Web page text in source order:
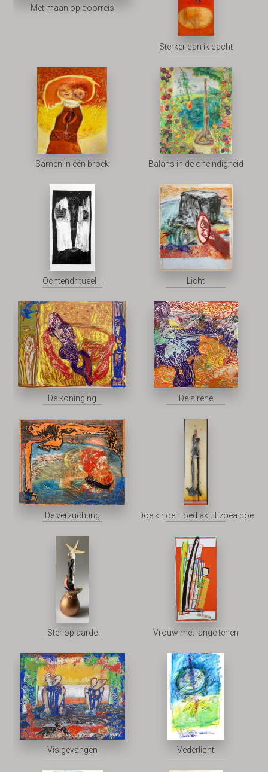
Met maan op doorreis
Sterker dan ik dacht
Samen in één broek Balans in de oneindigheid
Ochtendritueel II Licht
De koninging De sirène
De verzuchting Doe k noe Hoed ak ut zoea doe
Ster op aarde Vrouw met lange tenen
Vis gevangen Vederlicht